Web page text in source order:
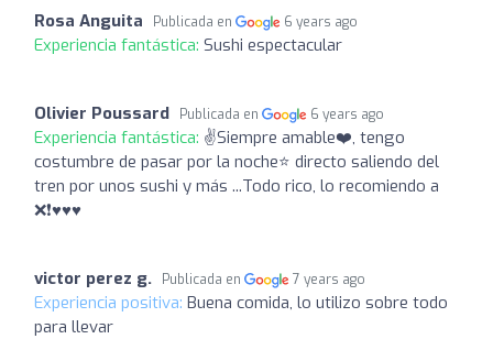
Rosa Anguita Publicada en 6 years ago
Experiencia fantástica: Sushi espectacular
Olivier Poussard Publicada en 6 years ago
Experiencia fantástica: ✌Siempre amable❤️, tengo
costumbre de pasar por la noche⭐️ directo saliendo del
tren por unos sushi y más ...Todo rico, lo recomiendo a
❌❗️♥️♥️♥️
victor perez g. Publicada en 7 years ago
Experiencia positiva: Buena comida, lo utilizo sobre todo
para llevar